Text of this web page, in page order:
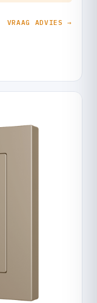
VRAAG ADVIES →